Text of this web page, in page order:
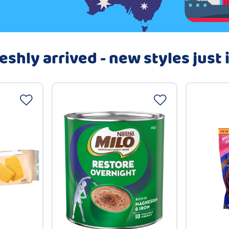
arrived - new styles just